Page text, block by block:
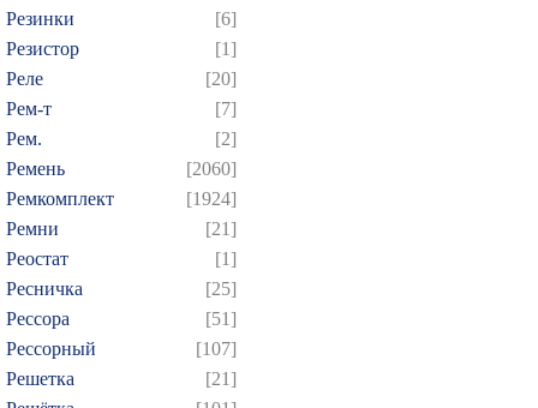
Резинки
[6]
Резистор
[1]
Реле
[20]
Рем-т
[7]
Рем.
[2]
Ремень
[2060]
Ремкомплект
[1924]
Ремни
[21]
Реостат
[1]
Ресничка
[25]
Рессора
[51]
Рессорный
[107]
Решетка
[21]